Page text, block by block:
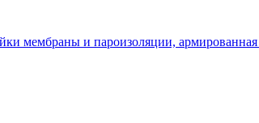
мембраны и пароизоляции,